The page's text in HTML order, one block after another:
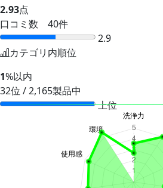
2.93点
口コミ数 40件
2.9
カテゴリ内順位
1%以内
32位 / 2,165製品中
上位